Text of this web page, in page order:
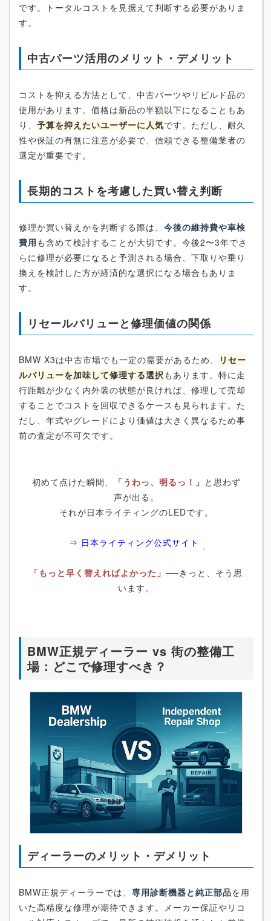
です。トータルコストを見据えて判断する必要がありま
す。
中古パーツ活用のメリット・デメリット
コストを抑える方法として、中古パーツやリビルド品の
使用があります。価格は新品の半額以下になることもあ
り、 予算を抑えたいユーザーに人気です。ただし、耐久
性や保証の有無に注意が必要で、信頼できる整備業者の
選定が重要です。
長期的コストを考慮した買い替え判断
修理か買い替えかを判断する際は、 今後の維持費や車検
費用 も含めて検討することが大切です。今後2〜3年でさ
らに修理が必要になると予測される場合、下取りや乗り
換えを検討した方が経済的な選択になる場合もありま
す。
リセールバリューと修理価値の関係
BMW X3は中古市場でも一定の需要があるため、
リセー
ルバリューを加味して修理する選択 もあります。特に走
行距離が少なく内外装の状態が良ければ、修理して売却
することでコストを回収できるケースも見られます。た
だし、年式やグレードにより価値は大きく異なるため事
前の査定が不可欠です。
初めて点けた瞬間、 「うわっ、明るっ！」 と思わず
声が出る。
それが日本ライティングのLEDです。
⇒ 日本ライティング公式サイト
「もっと早く替えればよかった」 ──きっと、そう思
います。
BMW正規ディーラー vs 街の整備工
場：どこで修理すべき？
ディーラーのメリット・デメリット
BMW正規ディーラーでは、 専用診断機器と純正部品を用
いた高精度な修理が期待できます。メーカー保証やリコ